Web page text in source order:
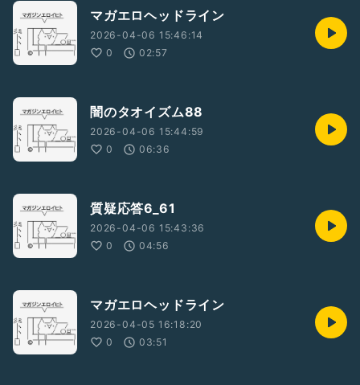
マガエロヘッドライン
2026-04-06 15:46:14
0
02:57
闇のタオイズム88
2026-04-06 15:44:59
0
06:36
質疑応答6_61
2026-04-06 15:43:36
0
04:56
マガエロヘッドライン
2026-04-05 16:18:20
0
03:51